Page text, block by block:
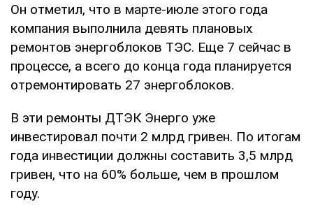
Он отметил, что в марте-июле этого года
компания выполнила девять плановых
ремонтов энергоблоков ТЭС. Еще 7 сейчас в
процессе, а всего до конца года планируется
отремонтировать 27 энергоблоков.
В эти ремонты ДТЭК Энерго уже
инвестировал почти 2 млрд гривен. По итогам
года инвестиции должны составить 3,5 млрд
гривен, что на 60% больше, чем в прошлом
году.